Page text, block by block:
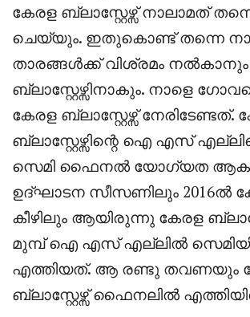
കേരള ബ്ലാസ്റ്റേഴ്സ് നാലാമത്
ചെയ്യും. ഇതുകൊണ്ട് തന്നെ
താരങ്ങൾക്ക് വിശ്രമം
ബ്ലാസ്റ്റേഴ്സിനാകും. നാളെ
കേരള ബ്ലാസ്റ്റേഴ്സ് നേരിടേണ്ടത്.
ബ്ലാസ്റ്റേഴ്സിന്റെ ഐ എസ്
സെമി ഫൈനൽ യോഗ്യത
ഉദ്ഘാടന സീസണിലും 2016ൽ
കീഴിലും ആയിരുന്നു കേരള
മുമ്പ് ഐ എസ് എല്ലിൽ
എത്തിയത്. ആ രണ്ടു തവണയും
ബ്ലാസ്റ്റേഴ്സ് ഫൈനലിൽ